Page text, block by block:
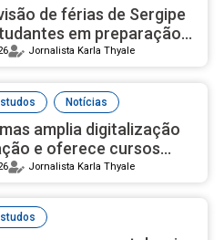
de férias de Sergipe
em preparação
Medicina e Enem
Jornalista Karla Thyale
, Notícias
amplia digitalização
e oferece cursos
inglês e espanhol
Jornalista Karla Thyale